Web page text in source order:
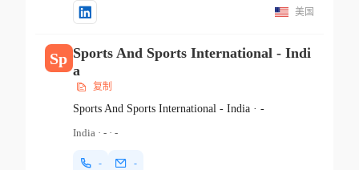
美国
Sp Sports And Sports International - Indi
a
复制
Sports And Sports International - India· -
India· -· -
- -